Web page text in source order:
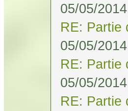
05/05/
RE: Partie
05/05/
RE: Partie
05/05/
RE: Partie